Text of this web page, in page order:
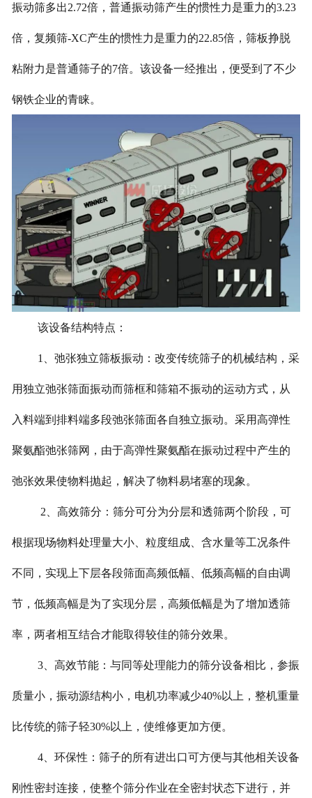
振动筛多出2.72倍，普通振动筛产生的惯性力是重力的3.23
倍，复频筛-XC产生的惯性力是重力的22.85倍，筛板挣脱
粘附力是普通筛子的7倍。该设备一经推出，便受到了不少
钢铁企业的青睐。
该设备结构特点：
1、弛张独立筛板振动：改变传统筛子的机械结构，采
用独立弛张筛面振动而筛框和筛箱不振动的运动方式，从
入料端到排料端多段弛张筛面各自独立振动。采用高弹性
聚氨酯弛张筛网，由于高弹性聚氨酯在振动过程中产生的
弛张效果使物料抛起，解决了物料易堵塞的现象。
2、高效筛分：筛分可分为分层和透筛两个阶段，可
根据现场物料处理量大小、粒度组成、含水量等工况条件
不同，实现上下层各段筛面高频低幅、低频高幅的自由调
节，低频高幅是为了实现分层，高频低幅是为了增加透筛
率，两者相互结合才能取得较佳的筛分效果。
3、高效节能：与同等处理能力的筛分设备相比，参振
质量小，振动源结构小，电机功率减少40%以上，整机重量
比传统的筛子轻30%以上，使维修更加方便。
4、环保性：筛子的所有进出口可方便与其他相关设备
刚性密封连接，使整个筛分作业在全密封状态下进行，并